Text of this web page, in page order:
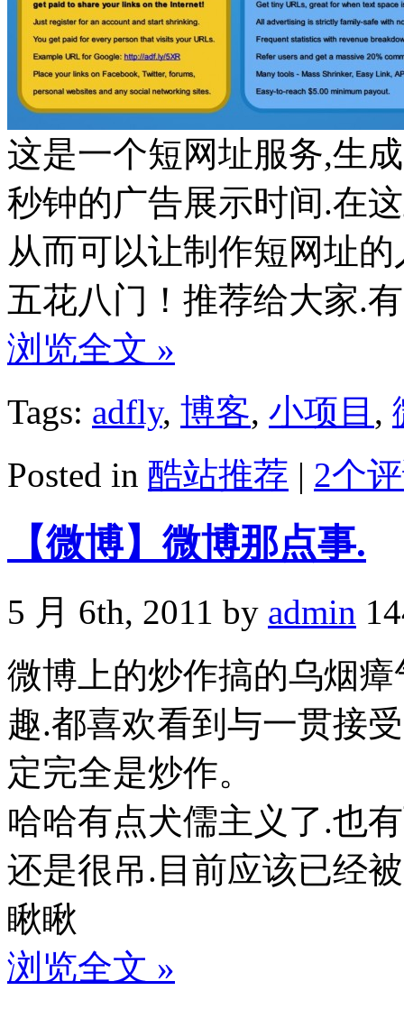
这是一个短网址服务,生
秒钟的广告展示时间.在
从而可以让制作短网址
五花八门！推荐给大家.
浏览全文 »
Tags: adfly, 博客, 小项目 ,
Posted in 酷站推荐 | 2个
【微博】微博那点事.
5 月 6th, 2011 by admin
微博上的炒作搞的乌烟
趣.都喜欢看到与一贯接
定完全是炒作。
哈哈有点犬儒主义了.也
还是很吊.目前应该已经
瞅瞅
浏览全文 »